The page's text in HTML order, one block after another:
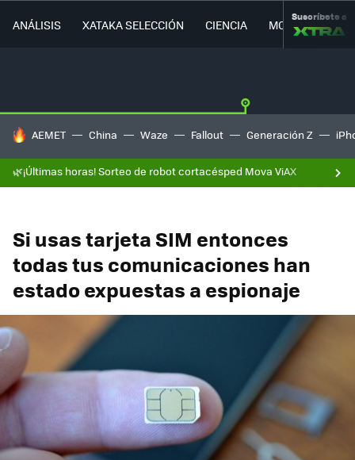
ANÁLISIS XATAKA SELECCIÓN CIENCIA MOVILIDAD
Suscríbete a
HOY SE HABLA DE
AEMET China Waze Fallout Generación Z
🌿¡Últimas horas! Sorteo de robot cortacésped Mova ViAX
Si usas tarjeta SIM entonces
todas tus comunicaciones han
estado expuestas a espionaje